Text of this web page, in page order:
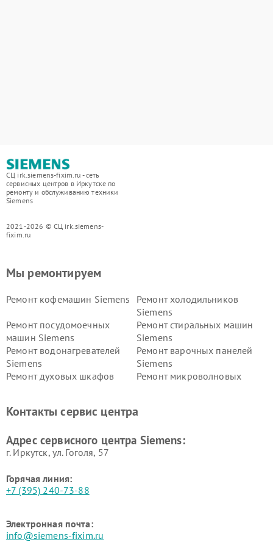
СЦ irk.siemens-fixim.ru - сеть
сервисных центров в Иркутске по
ремонту и обслуживанию техники
Siemens
2021-2026 © СЦ irk.siemens-
fixim.ru
Мы ремонтируем
Ремонт кофемашин Siemens
Ремонт холодильников
Siemens
Ремонт посудомоечных
машин Siemens
Ремонт стиральных машин
Siemens
Ремонт водонагревателей
Siemens
Ремонт варочных панелей
Siemens
Ремонт духовых шкафов
Ремонт микроволновых
Siemens
Siemens
Siemens
Siemens
Контакты сервис центра
Адрес сервисного центра Siemens:
г. Иркутск, ул. ​Гоголя, 57
Горячая линия:
+7 (395) 240-73-88
Электронная почта:
info@siemens-fixim.ru